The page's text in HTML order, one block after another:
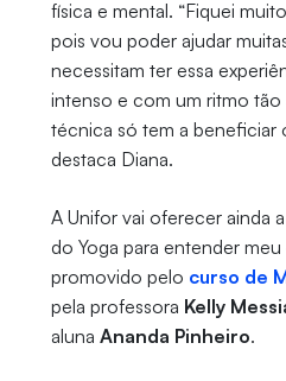
física e mental. “Fiquei
pois vou poder ajudar
necessitam ter essa
intenso e com um ritmo tão
técnica só tem a beneficiar
destaca Diana.
A Unifor vai oferecer ainda
do Yoga para entender
promovido pelo curso de
pela professora Kelly
aluna Ananda Pinheiro.